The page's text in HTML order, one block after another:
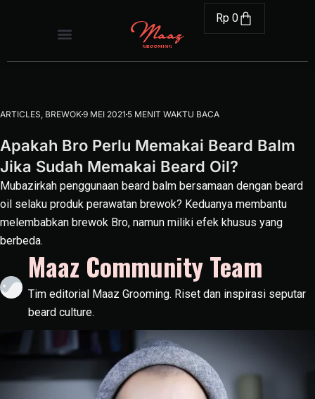
Rp 0
ARTICLES BREWOK9 MEI 2021 5 MENIT WAKTU BACA
Apakah Bro Perlu Memakai Beard Balm
Jika Sudah Memakai Beard Oil?
Mubazirkah penggunaan beard balm bersamaan dengan beard
oil selaku produk perawatan brewok? Keduanya membantu
melembabkan brewok Bro, namun miliki efek khusus yang
berbeda.
Maaz Community Team
Tim editorial Maaz Grooming. Riset dan inspirasi seputar
beard culture.